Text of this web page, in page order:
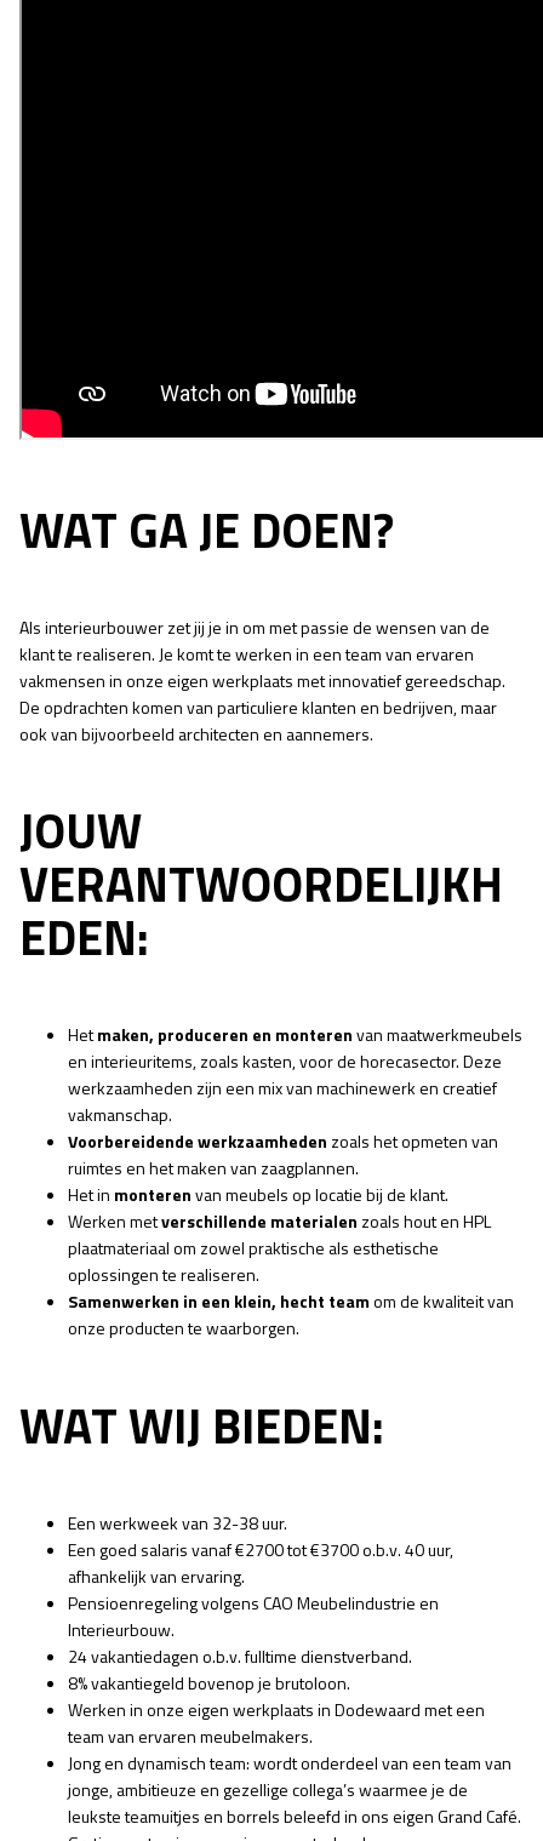
WAT GA JE DOEN?
Als interieurbouwer zet jij je in om met passie de wensen van de
klant te realiseren. Je komt te werken in een team van ervaren
vakmensen in onze eigen werkplaats met innovatief gereedschap.
De opdrachten komen van particuliere klanten en bedrijven, maar
ook van bijvoorbeeld architecten en aannemers.
JOUW
VERANTWOORDELIJKH
EDEN:
Hetmaken, produceren en monterenvan maatwerkmeubels
en interieuritems, zoals kasten, voor de horecasector. Deze
werkzaamheden zijn een mix van machinewerk en creatief
vakmanschap.
Voorbereidende werkzaamheden zoals het opmeten van
ruimtes en het maken van zaagplannen.
Het in monterenvan meubels op locatie bij de klant.
Werken metverschillende materialen zoals hout en HPL
plaatmateriaal om zowel praktische als esthetische
oplossingen te realiseren.
Samenwerken in een klein, hecht teamom de kwaliteit van
onze producten te waarborgen.
WAT WIJ BIEDEN:
Een werkweek van 32-38 uur.
Een goed salaris vanaf €2700 tot €3700 o.b.v. 40 uur,
afhankelijk van ervaring.
Pensioenregeling volgens CAO Meubelindustrie en
Interieurbouw.
24 vakantiedagen o.b.v. fulltime dienstverband.
8% vakantiegeld bovenop je brutoloon.
Werken in onze eigen werkplaats in Dodewaard met een
team van ervaren meubelmakers.
Jong en dynamisch team: wordt onderdeel van een team van
jonge, ambitieuze en gezellige collega’s waarmee je de
leukste teamuitjes en borrels beleefd in ons eigen Grand Café.